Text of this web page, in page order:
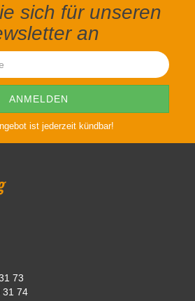
sich für unseren
an
ist jederzeit kündbar!
73
31 74